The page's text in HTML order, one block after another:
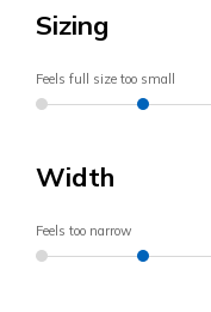
Sizing
Feels full size too small
Width
Feels too narrow